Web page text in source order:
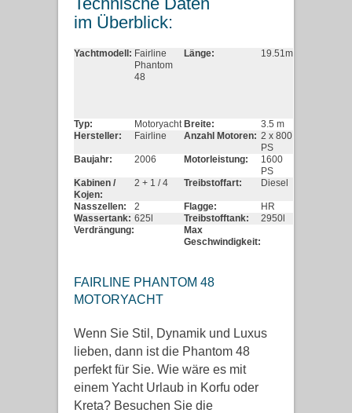
im Überblick:
Yachtmodell: Fairline
Phantom
48
Länge: 19.51m
Typ: Motoryacht Breite:
3.5 m
Hersteller:
Fairline Anzahl Motoren: 2 x 800
PS
Baujahr:
2006 Motorleistung:
1600
PS
Kabinen /
Kojen:
2 + 1 / 4 Treibstoffart: Diesel
Nasszellen: 2 Flagge:
HR
Wassertank: 625l Treibstofftank:
2950l
Verdrängung:
Max
Geschwindigkeit:
FAIRLINE PHANTOM 48
MOTORYACHT
Wenn Sie Stil, Dynamik und Luxus
lieben, dann ist die Phantom 48
perfekt für Sie. Wie wäre es mit
einem Yacht Urlaub in Korfu oder
Kreta? Besuchen Sie die